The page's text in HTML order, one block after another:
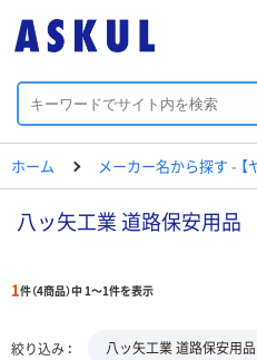
ホーム メーカー名から探す - 【ヤ
八ッ矢工業 道路保安用品
1件（4商品）中 1～1件を表示
絞り込み 八ッ矢工業 道路保安用品